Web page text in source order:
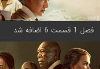
فصل 1 قسمت 6 اضافه شد